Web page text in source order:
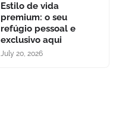
Estilo de vida
premium: o seu
refúgio pessoal e
exclusivo aqui
July 20, 2026